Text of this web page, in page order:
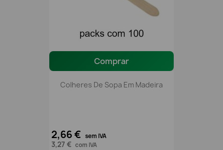
Comprar
Colheres De Sopa Em Madeira
2,66 € sem IVA
3,27 € com IVA